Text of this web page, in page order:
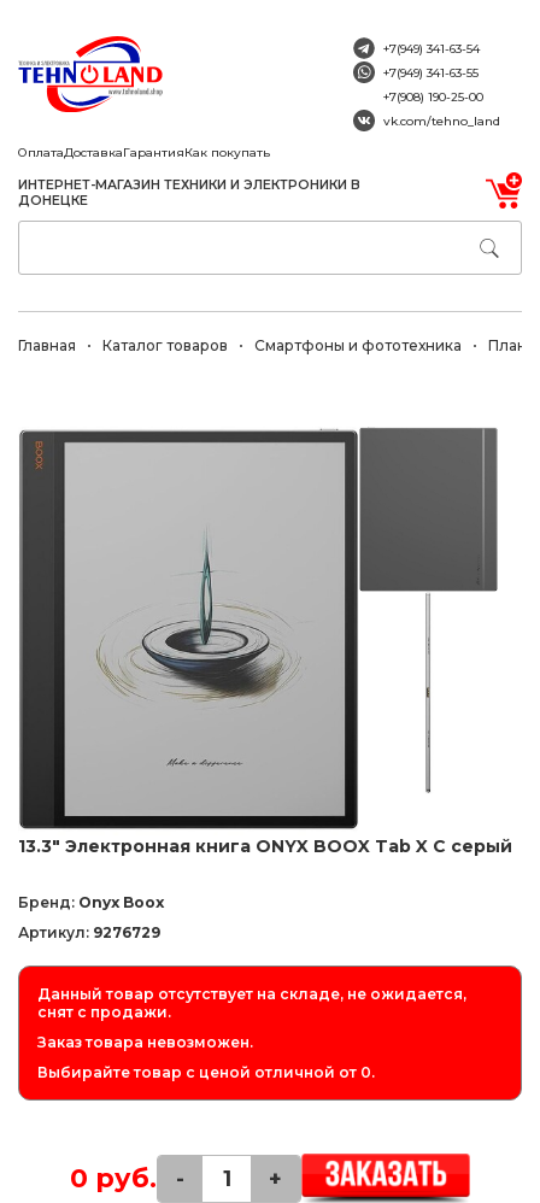
ОплатаДоставкаГарантияКак покупать
ИНТЕРНЕТ-МАГАЗИН ТЕХНИКИ И ЭЛЕКТРОНИКИ В
ДОНЕЦКЕ
+7(949) 341-63-54
+7(949) 341-63-55
+7(908) 190-25-00
vk.com/tehno_land
Главная Каталог товаров Смартфоны и фототехника
13.3" Электронная книга ONYX BOOX Tab X С серый
Бренд: Onyx Boox
Артикул: 9276729
Данный товар отсутствует на складе, не ожидается,
снят с продажи.
Заказ товара невозможен.
Выбирайте товар с ценой отличной от 0.
0 руб. - +